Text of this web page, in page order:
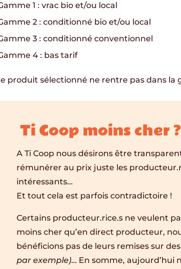
1 : vrac bio et/ou local
2 : conditionné bio et/ou local
3 : conditionné conventionnel
4 : bas tarif
produit sélectionné ne rentre pas dans la
Ti Coop moins cher ?
A Ti Coop nous désirons être
rémunérer au prix juste les
intéressants…
Et tout cela est parfois contradictoire !
Certains producteur.rice.s ne veulent
moins cher qu’en direct producteur,
bénéficions pas de leurs remises sur
par exemple)… En somme, aujourd’hui